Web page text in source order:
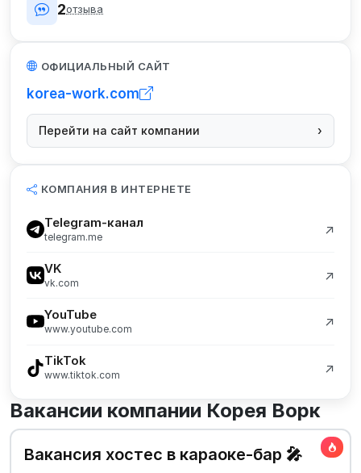
2отзыва
ОФИЦИАЛЬНЫЙ САЙТ
korea-work.com
Перейти на сайт компании ›
КОМПАНИЯ В ИНТЕРНЕТЕ
Telegram-канал
telegram.me ↗
VK
vk.com ↗
YouTube
www.youtube.com ↗
TikTok
www.tiktok.com ↗
Вакансии компании Корея Ворк
Вакансия хостес в караоке-бар 🎤